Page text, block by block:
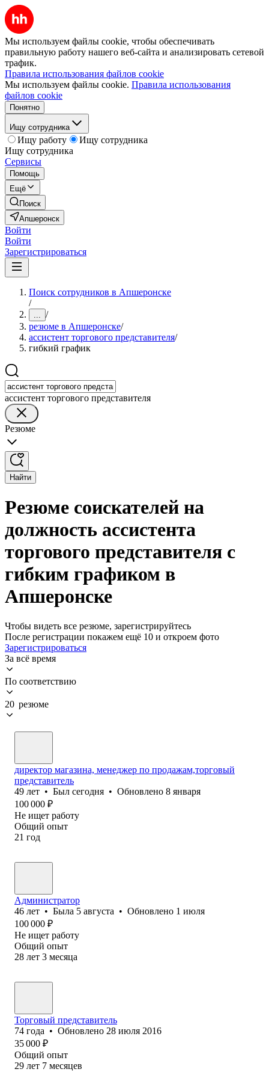
Мы используем файлы cookie, чтобы обеспечивать
правильную работу нашего веб-сайта и анализировать сетевой
трафик.
Правила использования файлов cookie
Мы используем файлы cookie. Правила использования
файлов cookie
Понятно
Ищу сотрудника
Ищу работу
Ищу сотрудника
Ищу сотрудника
Сервисы
Помощь
Ещё
Поиск
Апшеронск
Войти
Войти
Зарегистрироваться
Поиск сотрудников в Апшеронске
/
... /
резюме в Апшеронске/
ассистент торгового представителя/
гибкий график
ассистент торгового представителя
Резюме
Найти
Резюме соискателей на
должность ассистента
торгового представителя с
гибким графиком в
Апшеронске
Чтобы видеть все резюме, зарегистрируйтесь
После регистрации покажем ещё 10 и откроем фото
Зарегистрироваться
За всё время
По соответствию
20 резюме
директор магазина, менеджер по продажам,торговый
представитель
49 лет • Был сегодня • Обновлено 8 января
100 000 ₽
Не ищет работу
Общий опыт
21 год
Администратор
46 лет • Была 5 августа • Обновлено 1 июля
100 000 ₽
Не ищет работу
Общий опыт
28 лет 3 месяца
Торговый представитель
74 года • Обновлено 28 июля 2016
35 000 ₽
Общий опыт
29 лет 7 месяцев